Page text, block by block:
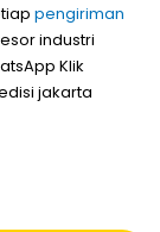
pengiriman
industri
Klik
jakarta